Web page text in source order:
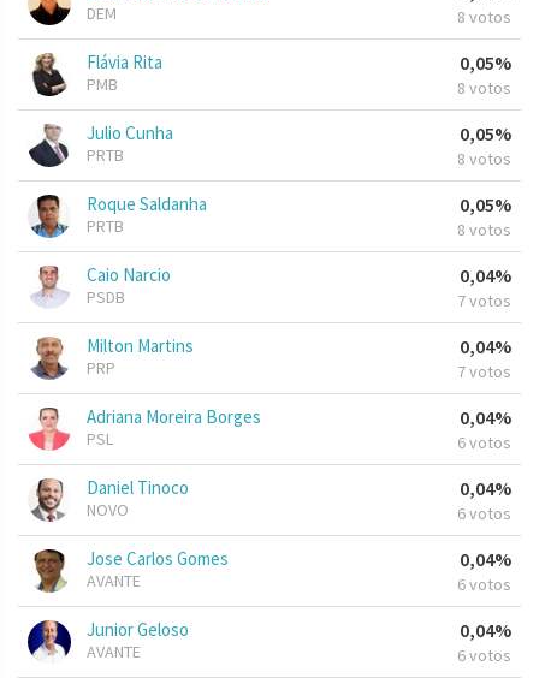
DEM 8 votos
Flávia Rita
PMB
0,05%
8 votos
Julio Cunha
PRTB
0,05%
8 votos
Roque Saldanha
PRTB
0,05%
8 votos
Caio Narcio
PSDB
0,04%
7 votos
Milton Martins
PRP
0,04%
7 votos
Adriana Moreira Borges
PSL
0,04%
6 votos
Daniel Tinoco
NOVO
0,04%
6 votos
Jose Carlos Gomes
AVANTE
0,04%
6 votos
Junior Geloso
AVANTE
0,04%
6 votos